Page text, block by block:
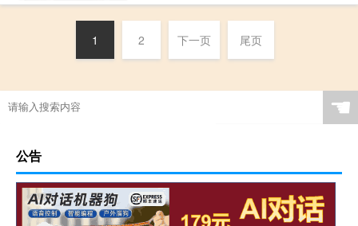
1 2 下一页 尾页
☚
公告